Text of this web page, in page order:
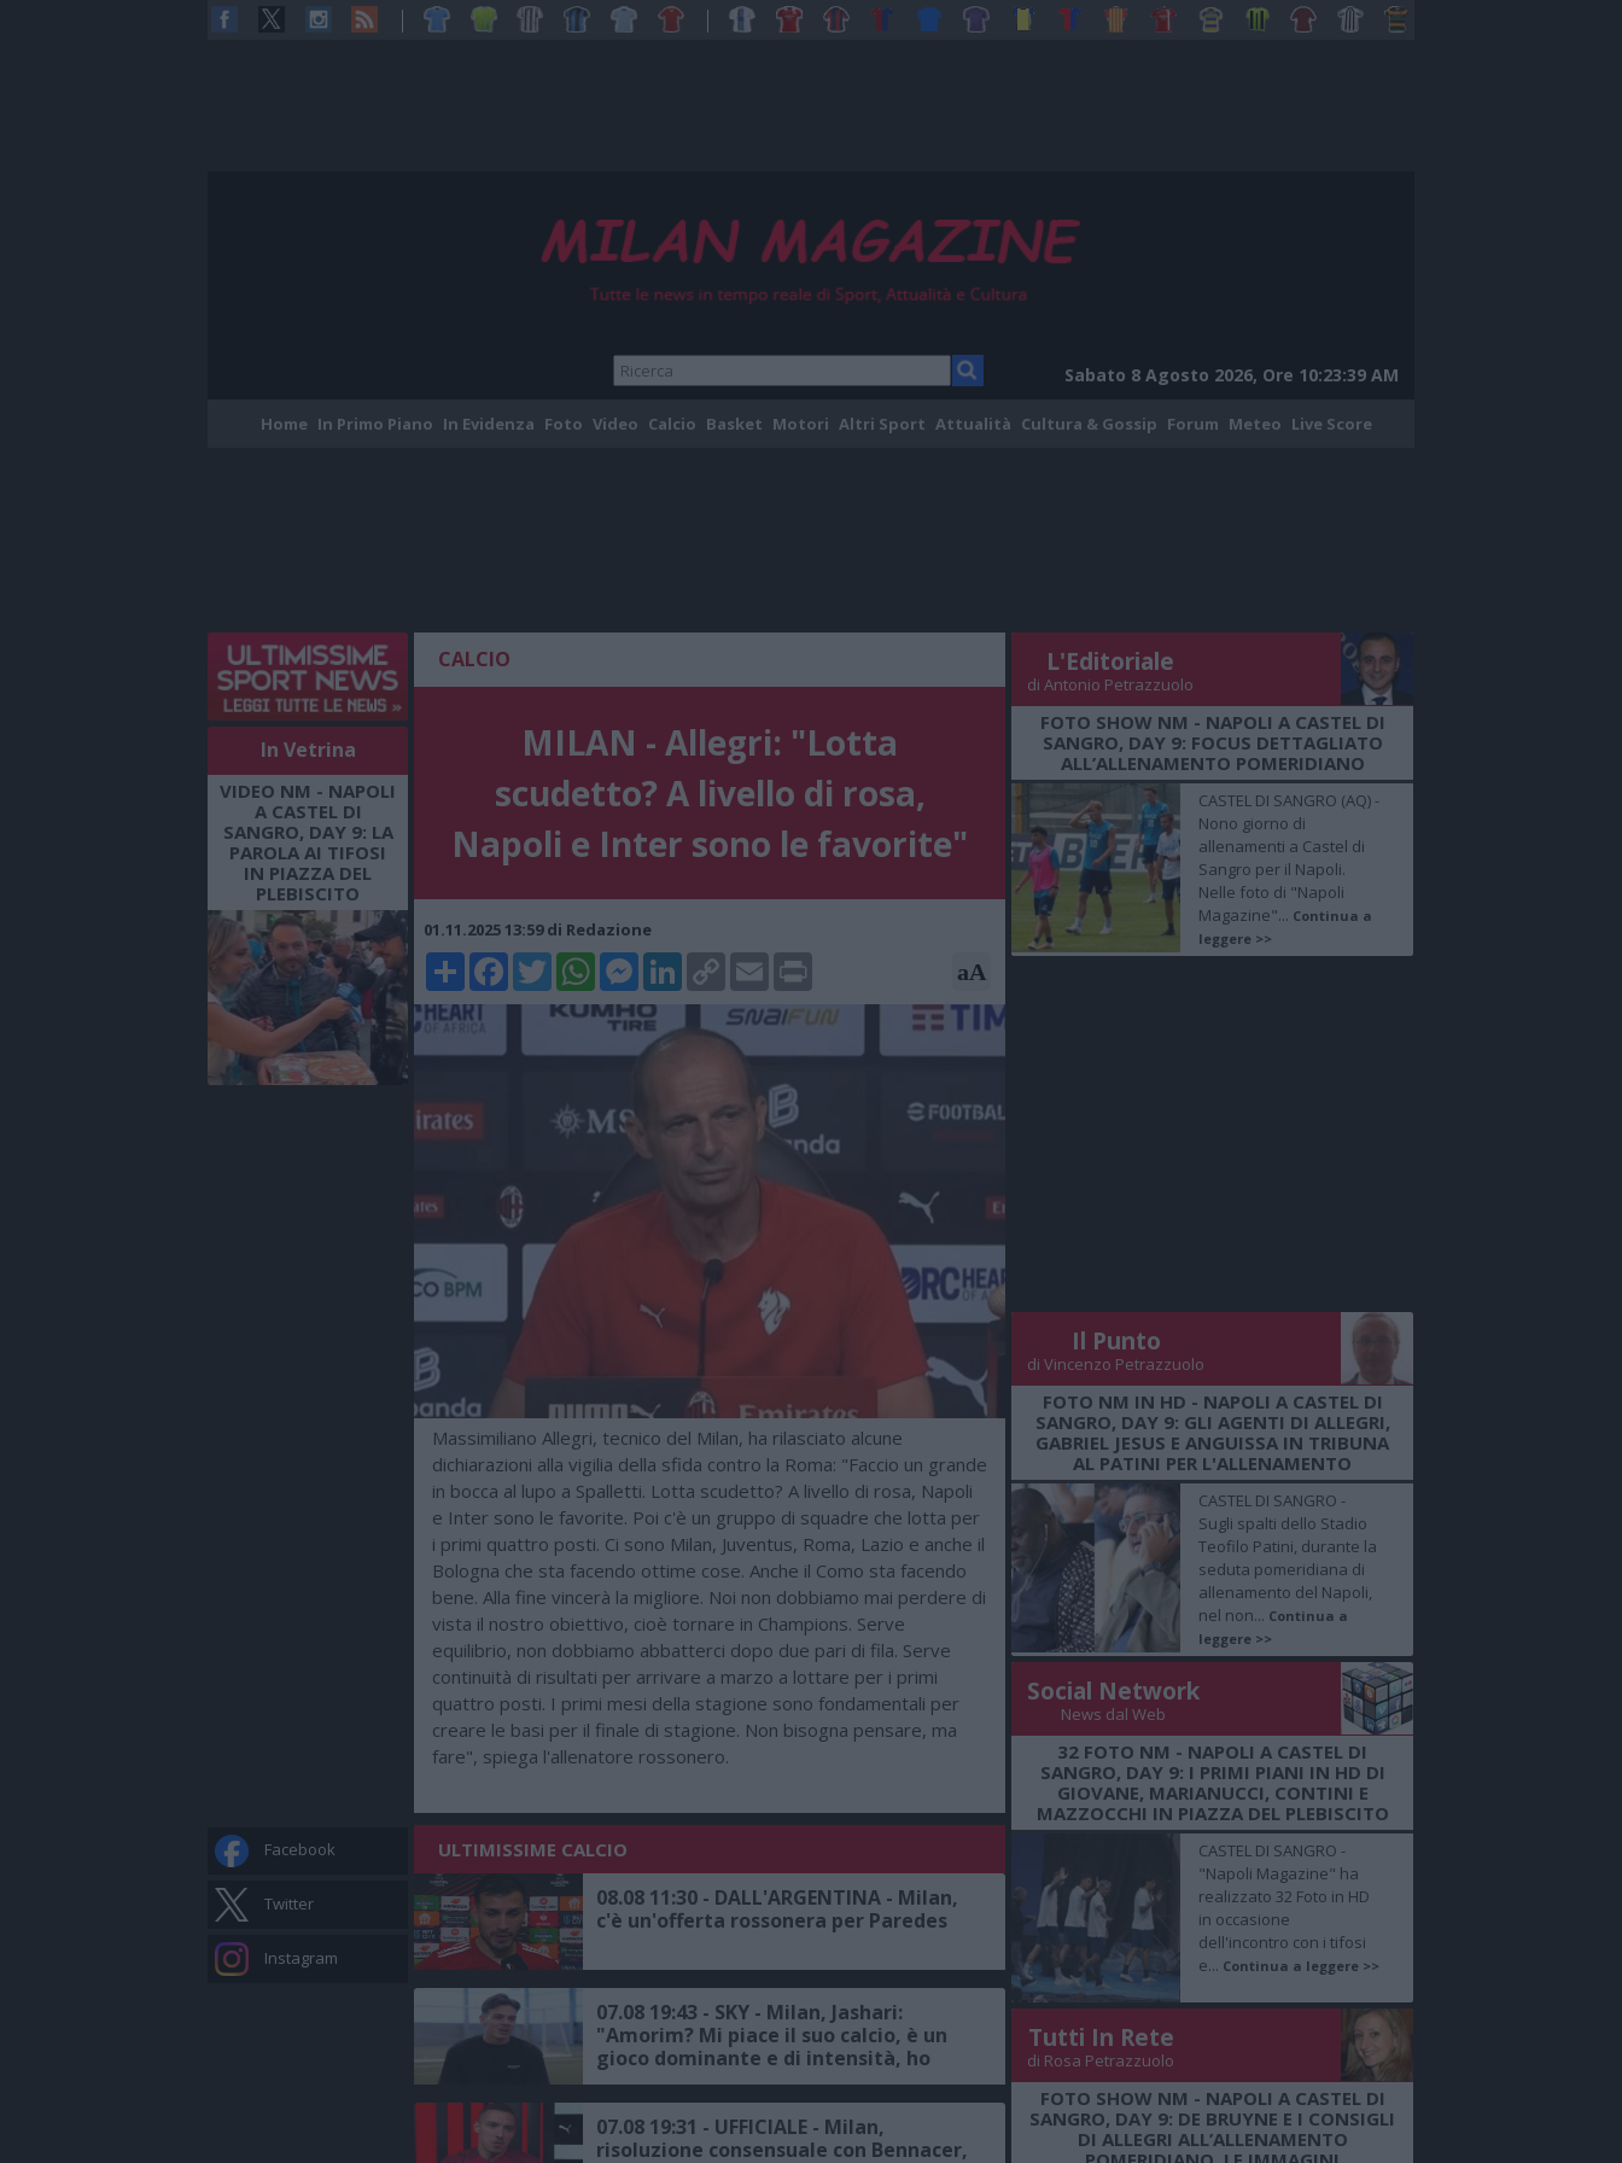
Sabato 8 Agosto 2026, Ore 10:23:40 AM
Home In Primo Piano In Evidenza Foto Video Calcio Basket Motori Altri Sport Attualità Cultura & Gossip Forum Meteo Live Score
In Vetrina
VIDEO NM - NAPOLI
A CASTEL DI
SANGRO, DAY 9: LA
PAROLA AI TIFOSI
IN PIAZZA DEL
PLEBISCITO
Facebook
Twitter
Instagram
CALCIO
MILAN - Allegri: "Lotta
scudetto? A livello di rosa,
Napoli e Inter sono le favorite"
01.11.2025 13:59 di Redazione
ShareFacebookTwitterWhatsAppMessenger
LinkedIn
Copy
Link
Email Print aA
Massimiliano Allegri, tecnico del Milan, ha rilasciato alcune
dichiarazioni alla vigilia della sfida contro la Roma: "Faccio un grande
in bocca al lupo a Spalletti. Lotta scudetto? A livello di rosa, Napoli
e Inter sono le favorite. Poi c'è un gruppo di squadre che lotta per
i primi quattro posti. Ci sono Milan, Juventus, Roma, Lazio e anche il
Bologna che sta facendo ottime cose. Anche il Como sta facendo
bene. Alla fine vincerà la migliore. Noi non dobbiamo mai perdere di
vista il nostro obiettivo, cioè tornare in Champions. Serve
equilibrio, non dobbiamo abbatterci dopo due pari di fila. Serve
continuità di risultati per arrivare a marzo a lottare per i primi
quattro posti. I primi mesi della stagione sono fondamentali per
creare le basi per il finale di stagione. Non bisogna pensare, ma
fare", spiega l'allenatore rossonero.
ULTIMISSIME CALCIO
08.08 11:30 - DALL'ARGENTINA - Milan,
c'è un'offerta rossonera per Paredes
07.08 19:43 - SKY - Milan, Jashari:
"Amorim? Mi piace il suo calcio, è un
gioco dominante e di intensità, ho
grande rispetto per il mister"
07.08 19:31 - UFFICIALE - Milan,
risoluzione consensuale con Bennacer,
L'Editoriale
di Antonio Petrazzuolo
FOTO SHOW NM - NAPOLI A CASTEL DI
SANGRO, DAY 9: FOCUS DETTAGLIATO
ALL’ALLENAMENTO POMERIDIANO
CASTEL DI SANGRO (AQ) -
Nono giorno di
allenamenti a Castel di
Sangro per il Napoli.
Nelle foto di "Napoli
Magazine"... Continua a
leggere >>
Il Punto
di Vincenzo Petrazzuolo
FOTO NM IN HD - NAPOLI A CASTEL DI
SANGRO, DAY 9: GLI AGENTI DI ALLEGRI,
GABRIEL JESUS E ANGUISSA IN TRIBUNA
AL PATINI PER L'ALLENAMENTO
CASTEL DI SANGRO -
Sugli spalti dello Stadio
Teofilo Patini, durante la
seduta pomeridiana di
allenamento del Napoli,
nel non... Continua a
leggere >>
Social Network
News dal Web
32 FOTO NM - NAPOLI A CASTEL DI
SANGRO, DAY 9: I PRIMI PIANI IN HD DI
GIOVANE, MARIANUCCI, CONTINI E
MAZZOCCHI IN PIAZZA DEL PLEBISCITO
CASTEL DI SANGRO -
"Napoli Magazine" ha
realizzato 32 Foto in HD
in occasione
dell'incontro con i tifosi
e... Continua a leggere >>
Tutti In Rete
di Rosa Petrazzuolo
FOTO SHOW NM - NAPOLI A CASTEL DI
SANGRO, DAY 9: DE BRUYNE E I CONSIGLI
DI ALLEGRI ALL’ALLENAMENTO